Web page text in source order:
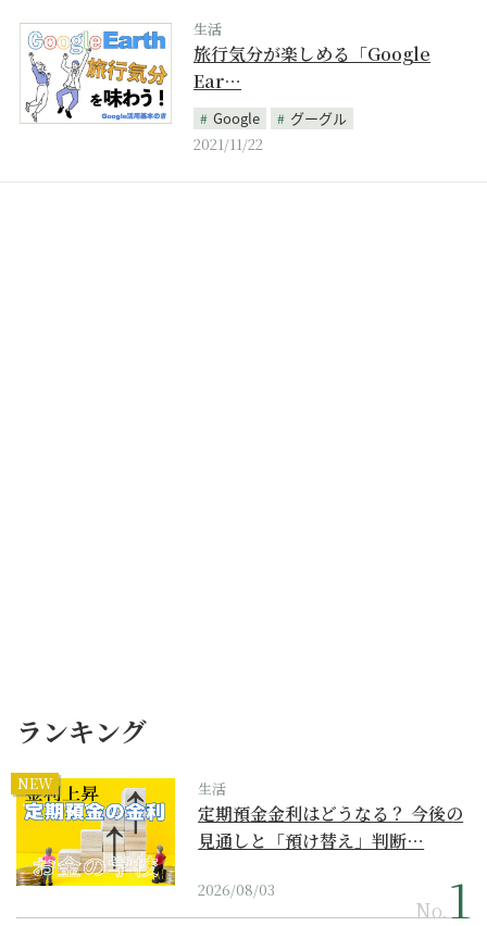
生活
旅行気分が楽しめる「Google
Ear…
Google
グーグル
2021/11/22
ランキング
NEW 生活
定期預金金利はどうなる？ 今後の
見通しと「預け替え」判断…
2026/08/03
No.